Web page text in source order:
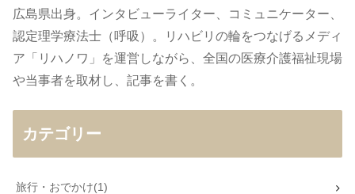
広島県出身。インタビューライター、コミュニケーター、
認定理学療法士（呼吸）。リハビリの輪をつなげるメディ
ア「リハノワ」を運営しながら、全国の医療介護福祉現場
や当事者を取材し、記事を書く。
カテゴリー
旅行・おでかけ 1